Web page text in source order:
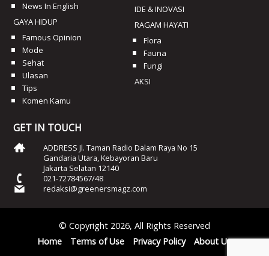
News In English
GAYA HIDUP
Famous Opinion
Mode
Sehat
Ulasan
Tips
Komen Kamu
IDE & INOVASI
RAGAM HAYATI
Flora
Fauna
Fungi
AKSI
GET IN TOUCH
ADDRESS Jl. Taman Radio Dalam Raya No 15
Gandaria Utara, Kebayoran Baru
Jakarta Selatan 12140
021-72784567/48
redaksi@greenersmagz.com
© Copyright 2026, All Rights Reserved
Home
Terms of Use Privacy Policy About Us